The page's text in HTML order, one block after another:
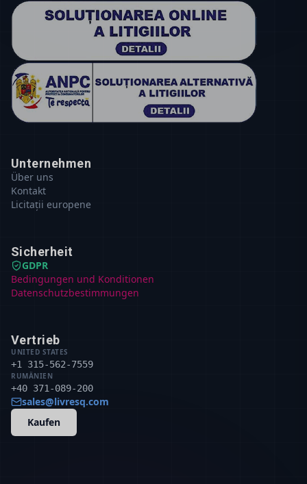
Unternehmen
Über uns
Kontakt
Licitații europene
Sicherheit
GDPR
Bedingungen und Konditionen
Datenschutzbestimmungen
Vertrieb
UNITED STATES
+1 315-562-7559
RUMÄNIEN
+40 371-089-200
sales@livresq.com
Kaufen